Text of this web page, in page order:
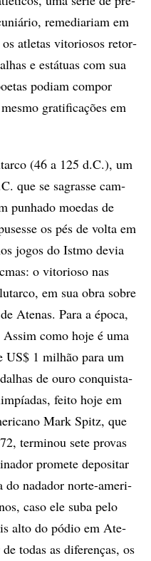
re­me­di­a­ri­am em
os atle­tas vi­to­ri­o­sos re­tor­
e es­tá­tu­as com sua
po­di­am com­por
gra­ti­fi­ca­çõ­es em
(46 a 125 d.C.), um
que se sa­gras­se cam­
pu­nha­do mo­e­das de
os pés de vol­ta em
jo­gos do Is­tmo de­via
o vi­to­ri­o­so nas
em sua obra so­bre
Ate­nas. Para a épo­ca,
como hoje é uma
US$ 1 mi­lhão para um
de ouro con­quis­ta­
fei­to hoje em
Mark Spitz, que
ter­mi­nou sete pro­vas
pro­me­te de­po­si­tar
do na­da­dor nor­te-ame­ri­
caso ele suba pelo
alto do pó­dio em Ate­
to­das as di­fe­ren­ças, os